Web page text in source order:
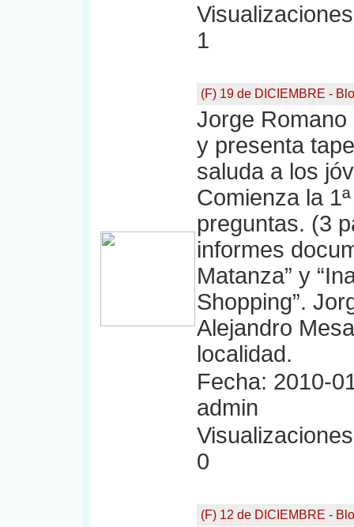
1
(F) 19 de DICIEMBRE -
Jorge
y presenta
saluda a los
Comienza la
preguntas. (3
informes
Matanza” y
Shopping”.
Alejandro
localidad.
Fecha: 2010-
admin
0
(F) 12 de DICIEMBRE -